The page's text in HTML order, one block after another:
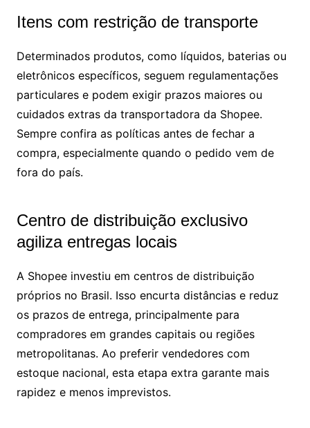
Itens com restrição de transporte
Determinados produtos, como líquidos, baterias ou
eletrônicos específicos, seguem regulamentações
particulares e podem exigir prazos maiores ou
cuidados extras da transportadora da Shopee.
Sempre confira as políticas antes de fechar a
compra, especialmente quando o pedido vem de
fora do país.
Centro de distribuição exclusivo
agiliza entregas locais
A Shopee investiu em centros de distribuição
próprios no Brasil. Isso encurta distâncias e reduz
os prazos de entrega, principalmente para
compradores em grandes capitais ou regiões
metropolitanas. Ao preferir vendedores com
estoque nacional, esta etapa extra garante mais
rapidez e menos imprevistos.